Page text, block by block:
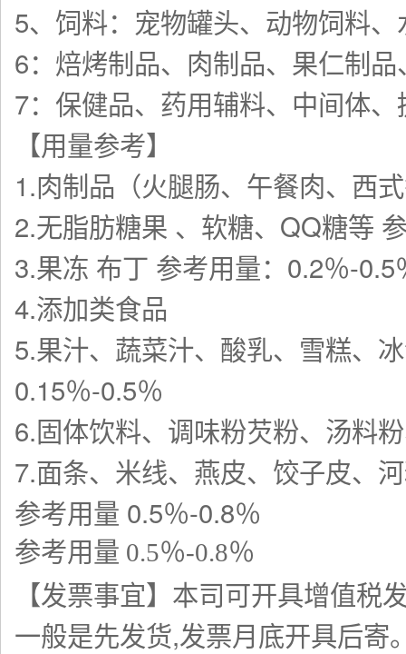
5、饲料：宠物罐头、动物饲料
6：焙烤制品、肉制品、果仁制
7：保健品、药用辅料、中间体
【用量参考】
1.肉制品（火腿肠、午餐肉、西
2.无脂肪糖果 、软糖、QQ糖等
3.果冻 布丁 参考用量：0.2％-0.5
4.添加类食品
5.果汁、蔬菜汁、酸乳、雪糕、
0.15％-0.5％
6.固体饮料、调味粉芡粉、汤料
7.面条、米线、燕皮、饺子皮、
参考用量 0.5％-0.8％
参考用量 0.5％-0.8％
【发票事宜】本司可开具增值
一般是先发货,发票月底开具后寄